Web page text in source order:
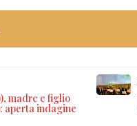
madre e figlio
aperta indagine